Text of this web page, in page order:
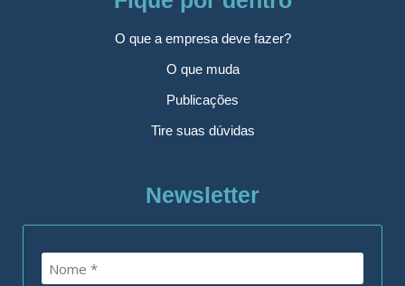
O que a empresa deve fazer?
O que muda
Publicações
Tire suas dúvidas
Newsletter